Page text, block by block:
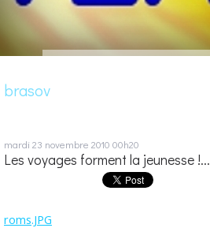
brasov
mardi 23 novembre 2010 00h20
Les voyages forment la jeunesse !...
roms.JPG